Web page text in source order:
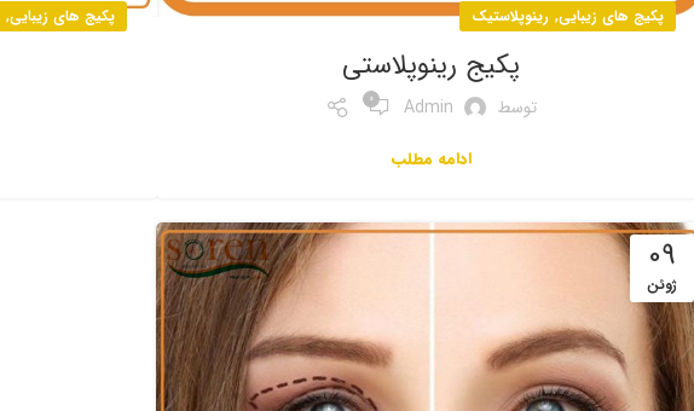
پکیج های زیبایی, رینوپلاستیک
پکیج رینوپلاستی
توسط Admin
0
ادامه مطلب
پکیج های زیبایی,
09
ژوئن